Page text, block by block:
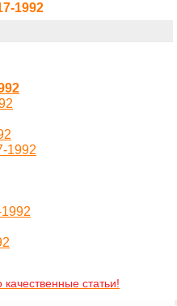
1992
1992
качественные статьи!